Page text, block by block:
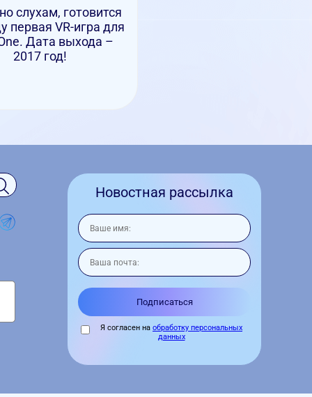
слухам, готовится
первая VR-игра для
Дата выхода –
2017 год!
Новостная рассылка
Я согласен на обработку персональных
данных